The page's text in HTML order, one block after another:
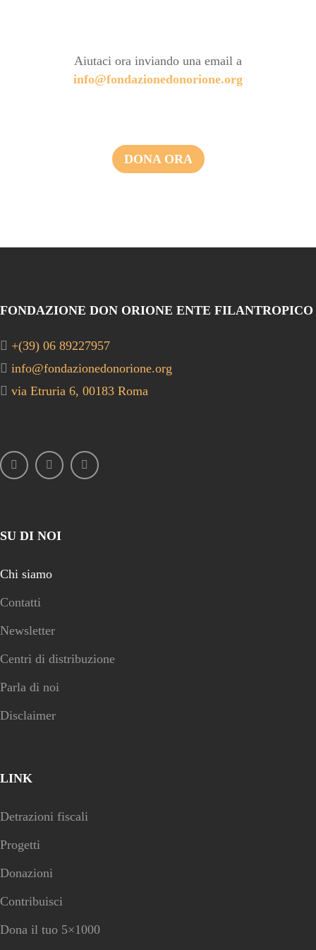
Aiutaci ora inviando una email a
info@fondazionedonorione.org
DONA ORA
FONDAZIONE DON ORIONE ENTE FILANTROPICO
+(39) 06 89227957
info@fondazionedonorione.org
via Etruria 6, 00183 Roma
SU DI NOI
Chi siamo
Contatti
Newsletter
Centri di distribuzione
Parla di noi
Disclaimer
LINK
Detrazioni fiscali
Progetti
Donazioni
Contribuisci
Dona il tuo 5×1000